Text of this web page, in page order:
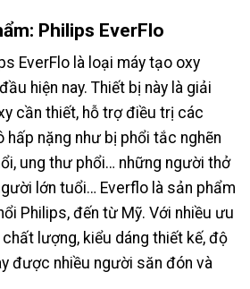
Philips EverFlo
EverFlo là loại máy tạo oxy
hiện nay. Thiết bị này là giải
cần thiết, hỗ trợ điều trị các
hấp nặng như bị phổi tắc nghẽn
ung thư phổi… những người thở
lớn tuổi… Everflo là sản phẩm
Philips, đến từ Mỹ. Với nhiều ưu
lượng, kiểu dáng thiết kế, độ
được nhiều người săn đón và